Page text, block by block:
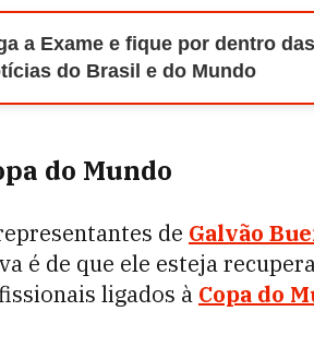
a Exame e fique por dentro
do Brasil e do Mundo
do Mundo
de Galvão
é de que ele esteja
ligados à Copa do